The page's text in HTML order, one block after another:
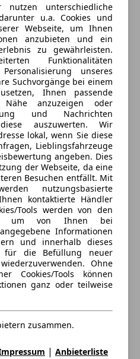
unterschiedliche
u.a. Cookies und
Webseite, um Ihnen
anzubieten und ein
zu gewährleisten.
Funktionalitäten
unseres
Suchvorgänge bei einem
Ihnen passende
anzuzeigen oder
und Nachrichten
auszuwerten. Wir
lokal, wenn Sie diese
Lieblingsfahrzeuge
angeben. Dies
der Webseite, da eine
Besuchen entfällt. Mit
nutzungsbasierte
kontaktierte Händler
Tools werden von den
um von Ihnen bei
Informationen
und innerhalb dieses
für die Befüllung neuer
Ohne
Cookies/Tools können
ganz oder teilweise
zusammen.
| Anbieterliste